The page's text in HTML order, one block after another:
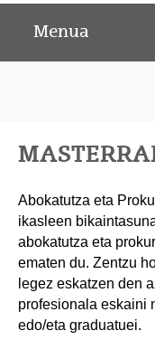
Menua
Abokatutza eta
ikasleen
abokatutza eta
ematen du. Zentzu
legez eskatzen den
profesionala eskaini
edo/eta graduatuei.